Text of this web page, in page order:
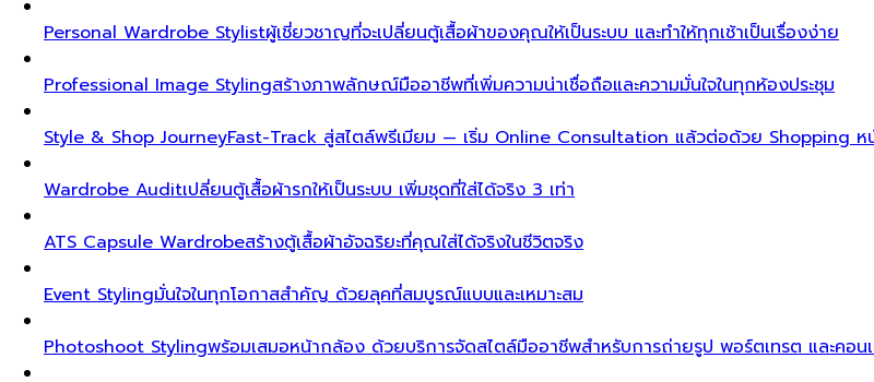
Personal Wardrobe Stylistผู้เชี่ยวชาญที่จะเปลี่ยนตู้เสื้อผ้าของคุณให้เป็นระบบ และทำให้ทุกเช้าเป็นเรื่องง่าย
Professional Image Stylingสร้างภาพลักษณ์มืออาชีพที่เพิ่มความน่าเชื่อถือและความมั่นใจในทุกห้องประชุม
Style & Shop JourneyFast-Track สู่สไตล์พรีเมียม — เริ่ม Online Consultation แล้วต่อด้วย Shopping
Wardrobe Auditเปลี่ยนตู้เสื้อผ้ารกให้เป็นระบบ เพิ่มชุดที่ใส่ได้จริง 3 เท่า
ATS Capsule Wardrobeสร้างตู้เสื้อผ้าอัจฉริยะที่คุณใส่ได้จริงในชีวิตจริง
Event Stylingมั่นใจในทุกโอกาสสำคัญ ด้วยลุคที่สมบูรณ์แบบและเหมาะสม
Photoshoot Stylingพร้อมเสมอหน้ากล้อง ด้วยบริการจัดสไตล์มืออาชีพสำหรับการถ่ายรูป พอร์ตเทรต และคอน